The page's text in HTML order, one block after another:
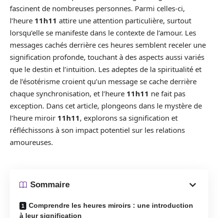
fascinent de nombreuses personnes. Parmi celles-ci,
l’heure 11h11 attire une attention particulière, surtout
lorsqu’elle se manifeste dans le contexte de l’amour. Les
messages cachés derrière ces heures semblent receler une
signification profonde, touchant à des aspects aussi variés
que le destin et l’intuition. Les adeptes de la spiritualité et
de l’ésotérisme croient qu’un message se cache derrière
chaque synchronisation, et l’heure 11h11 ne fait pas
exception. Dans cet article, plongeons dans le mystère de
l’heure miroir 11h11, explorons sa signification et
réfléchissons à son impact potentiel sur les relations
amoureuses.
Sommaire
Comprendre les heures miroirs : une introduction
à leur signification